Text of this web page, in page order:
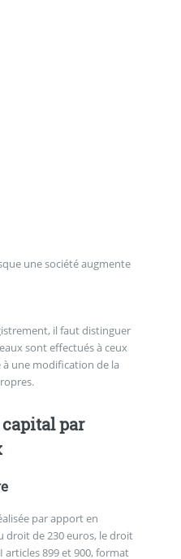
une société augmente
il faut distinguer
sont effectués à ceux
une modification de la
par
par apport en
droit de 230 euros, le droit
899 et 900, format